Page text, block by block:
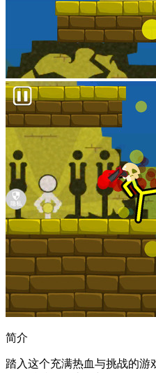
简介
踏入这个充满热血与挑战的游